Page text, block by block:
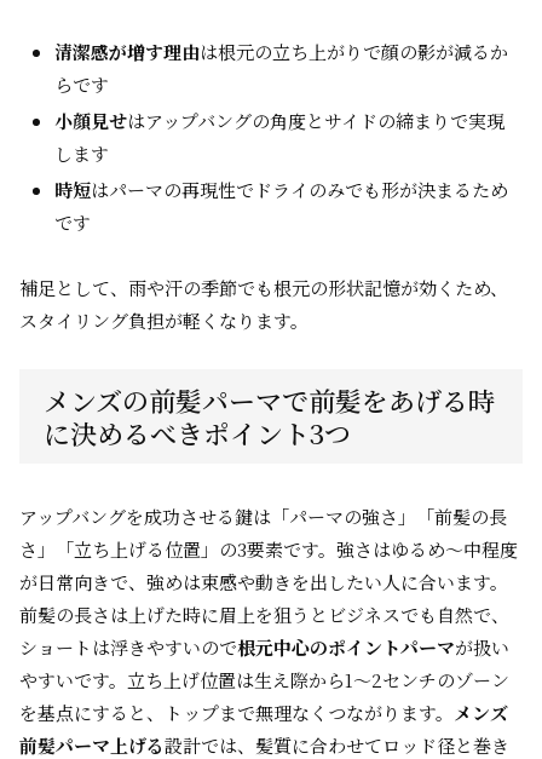
清潔感が増す理由は根元の立ち上がりで顔の影が減るか
らです
小顔見せはアップバングの角度とサイドの締まりで実現
します
時短はパーマの再現性でドライのみでも形が決まるため
です
補足として、雨や汗の季節でも根元の形状記憶が効くため、
スタイリング負担が軽くなります。
メンズの前髪パーマで前髪をあげる時
に決めるべきポイント3つ
アップバングを成功させる鍵は「パーマの強さ」「前髪の長
さ」「立ち上げる位置」の3要素です。強さはゆるめ〜中程度
が日常向きで、強めは束感や動きを出したい人に合います。
前髪の長さは上げた時に眉上を狙うとビジネスでも自然で、
ショートは浮きやすいので根元中心のポイントパーマが扱い
やすいです。立ち上げ位置は生え際から1〜2センチのゾーン
を基点にすると、トップまで無理なくつながります。
メンズ
前髪パーマ上げる設計では、髪質に合わせてロッド径と巻き